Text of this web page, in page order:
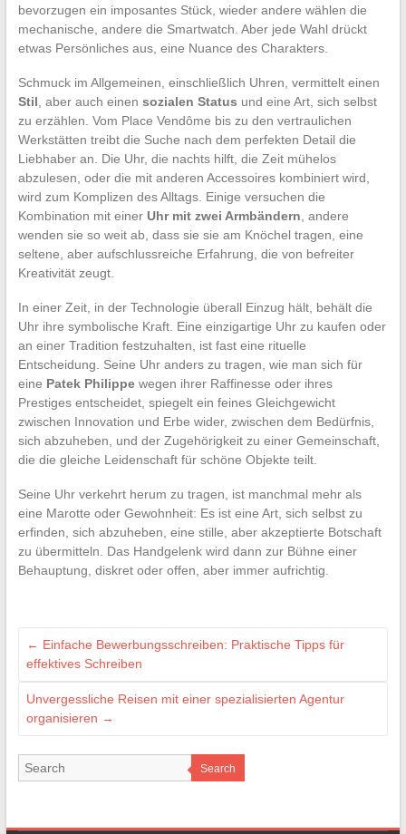
bevorzugen ein imposantes Stück, wieder andere wählen die
mechanische, andere die Smartwatch. Aber jede Wahl drückt
etwas Persönliches aus, eine Nuance des Charakters.
Schmuck im Allgemeinen, einschließlich Uhren, vermittelt einen
Stil , aber auch einen sozialen Status und eine Art, sich selbst
zu erzählen. Vom Place Vendôme bis zu den vertraulichen
Werkstätten treibt die Suche nach dem perfekten Detail die
Liebhaber an. Die Uhr, die nachts hilft, die Zeit mühelos
abzulesen, oder die mit anderen Accessoires kombiniert wird,
wird zum Komplizen des Alltags. Einige versuchen die
Kombination mit einer Uhr mit zwei Armbändern , andere
wenden sie so weit ab, dass sie sie am Knöchel tragen, eine
seltene, aber aufschlussreiche Erfahrung, die von befreiter
Kreativität zeugt.
In einer Zeit, in der Technologie überall Einzug hält, behält die
Uhr ihre symbolische Kraft. Eine einzigartige Uhr zu kaufen oder
an einer Tradition festzuhalten, ist fast eine rituelle
Entscheidung. Seine Uhr anders zu tragen, wie man sich für
eine Patek Philippewegen ihrer Raffinesse oder ihres
Prestiges entscheidet, spiegelt ein feines Gleichgewicht
zwischen Innovation und Erbe wider, zwischen dem Bedürfnis,
sich abzuheben, und der Zugehörigkeit zu einer Gemeinschaft,
die die gleiche Leidenschaft für schöne Objekte teilt.
Seine Uhr verkehrt herum zu tragen, ist manchmal mehr als
eine Marotte oder Gewohnheit: Es ist eine Art, sich selbst zu
erfinden, sich abzuheben, eine stille, aber akzeptierte Botschaft
zu übermitteln. Das Handgelenk wird dann zur Bühne einer
Behauptung, diskret oder offen, aber immer aufrichtig.
← Einfache Bewerbungsschreiben: Praktische Tipps für
effektives Schreiben
Unvergessliche Reisen mit einer spezialisierten Agentur
organisieren →
Search